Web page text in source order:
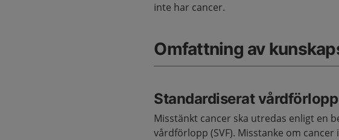
inte har cancer.
Omfattning av
Standardiserat
Misstänkt cancer ska utredas enligt en
vårdförlopp (SVF). Misstanke om